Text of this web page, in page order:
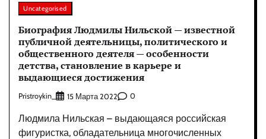
Uncategorised
Биография Людмилы Нильской — известной
публичной деятельницы, политического и
общественного деятеля — особенности
детства, становление в карьере и
выдающиеся достижения
Pristroykin_ 15 Марта 2022 0
Людмила Нильская – выдающаяся российская
фигуристка, обладательница многочисленных